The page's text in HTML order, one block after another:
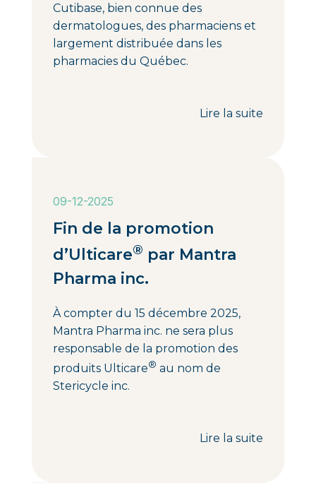
Cutibase, bien connue des
dermatologues, des pharmaciens et
largement distribuée dans les
pharmacies du Québec.
Lire la suite
09-12-2025
Fin de la promotion
d’Ulticare® par Mantra
Pharma inc.
À compter du 15 décembre 2025,
Mantra Pharma inc. ne sera plus
responsable de la promotion des
produits Ulticare® au nom de
Stericycle inc.
Lire la suite